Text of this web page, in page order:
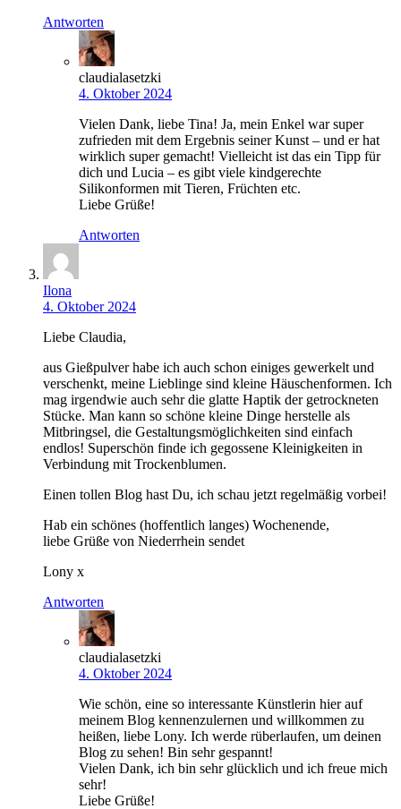
Antworten
claudialasetzki
4. Oktober 2024
Vielen Dank, liebe Tina! Ja, mein Enkel war super
zufrieden mit dem Ergebnis seiner Kunst – und er hat
wirklich super gemacht! Vielleicht ist das ein Tipp für
dich und Lucia – es gibt viele kindgerechte
Silikonformen mit Tieren, Früchten etc.
Liebe Grüße!
Antworten
Ilona
4. Oktober 2024
Liebe Claudia,
aus Gießpulver habe ich auch schon einiges gewerkelt und
verschenkt, meine Lieblinge sind kleine Häuschenformen. Ich
mag irgendwie auch sehr die glatte Haptik der getrockneten
Stücke. Man kann so schöne kleine Dinge herstelle als
Mitbringsel, die Gestaltungsmöglichkeiten sind einfach
endlos! Superschön finde ich gegossene Kleinigkeiten in
Verbindung mit Trockenblumen.
Einen tollen Blog hast Du, ich schau jetzt regelmäßig vorbei!
Hab ein schönes (hoffentlich langes) Wochenende,
liebe Grüße von Niederrhein sendet
Lony x
Antworten
claudialasetzki
4. Oktober 2024
Wie schön, eine so interessante Künstlerin hier auf
meinem Blog kennenzulernen und willkommen zu
heißen, liebe Lony. Ich werde rüberlaufen, um deinen
Blog zu sehen! Bin sehr gespannt!
Vielen Dank, ich bin sehr glücklich und ich freue mich
sehr!
Liebe Grüße!